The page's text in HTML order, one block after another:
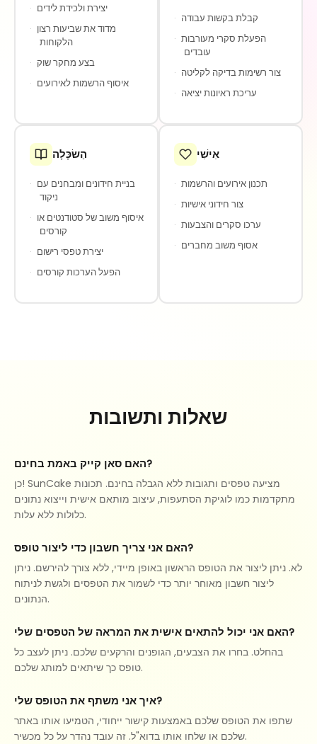
· יצירת ולכידת לידים
·
הלקוחות
· בצע מחקר שוק
· איסוף הרשמות לאירועים
· קבלת בקשות עבודה
·
עובדים
· צור רשימות בדיקה לקליטה
· עריכת ראיונות יציאה
הַשׂכָּלָה
·
ניקוד
·
קורסים
· יצירת טפסי רישום
· הפעל הערכות קורסים
אִישִׁי
· תכנון אירועים והרשמות
· צור חידוני אישיות
· ערכו סקרים והצבעות
· אסוף משוב מחברים
שאלות ותשובות
האם סאן קייק באמת בחינם?
כן! SunCake מציעה טפסים ותגובות ללא הגבלה בחינם. תכונות
מתקדמות כמו לוגיקת הסתעפות, עיצוב מותאם אישית וייצוא נתונים
כלולות ללא עלות.
האם אני צריך חשבון כדי ליצור טופס?
לא. ניתן ליצור את הטופס הראשון באופן מיידי, ללא צורך להירשם. ניתן
ליצור חשבון מאוחר יותר כדי לשמור את הטפסים ולגשת לניתוח
הנתונים.
האם אני יכול להתאים אישית את המראה של הטפסים שלי?
בהחלט. בחרו את הצבעים, הגופנים והרקעים שלכם. ניתן לעצב כל
טופס כך שיתאים למותג שלכם.
איך אני משתף את הטופס שלי?
שתפו את הטופס שלכם באמצעות קישור ייחודי, הטמיעו אותו באתר
שלכם או שלחו אותו בדוא"ל. זה עובד נהדר על כל מכשיר.